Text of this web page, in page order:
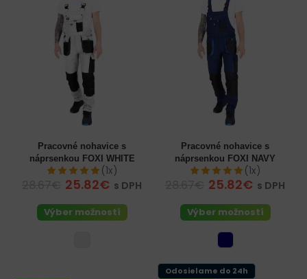
Pracovné nohavice s
náprsenkou FOXI WHITE
(1x)
25.82€ s DPH
Výber možností
Pracovné nohavice s
náprsenkou FOXI NAVY
(1x)
25.82€ s DPH
Výber možností
Odosielame do 24h